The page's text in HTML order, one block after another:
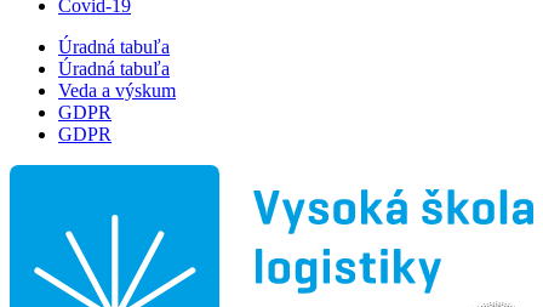
Covid-19
Úradná tabuľa
Úradná tabuľa
Veda a výskum
GDPR
GDPR